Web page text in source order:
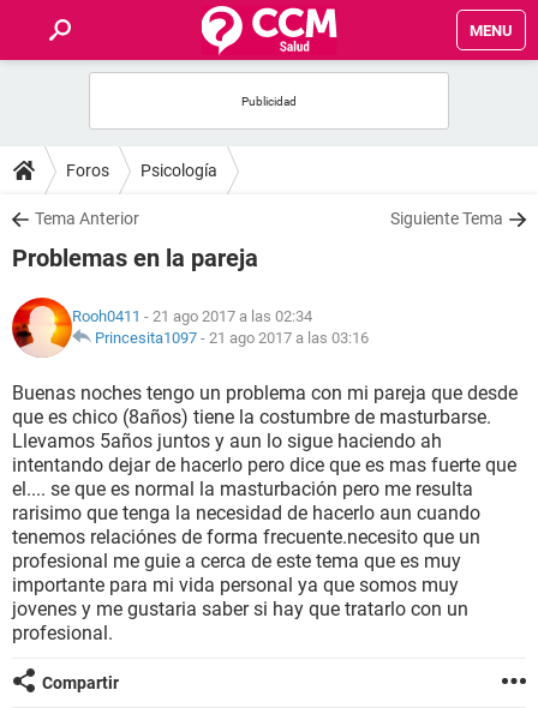
MENU
FOROS
SALUD
NUTRICIÓN
BIENESTAR
SEXUALIDAD
GLOSARIO
Foros Psicología
Tema Anterior Siguiente Tema
Problemas en la pareja
Rooh0411 - 21 ago 2017 a las 02:34
Princesita1097 - 21 ago 2017 a las 03:16
Buenas noches tengo un problema con mi pareja que desde
que es chico (8años) tiene la costumbre de masturbarse.
Llevamos 5años juntos y aun lo sigue haciendo ah
intentando dejar de hacerlo pero dice que es mas fuerte que
el.... se que es normal la masturbación pero me resulta
rarisimo que tenga la necesidad de hacerlo aun cuando
tenemos relaciónes de forma frecuente.necesito que un
profesional me guie a cerca de este tema que es muy
importante para mi vida personal ya que somos muy
jovenes y me gustaria saber si hay que tratarlo con un
profesional.
Compartir